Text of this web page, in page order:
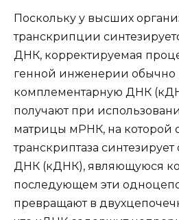
Поскольку у высших
транскрипции
ДНК, корректируемая
генной инженерии обычно
комплементарную ДНК
получают при
матрицы мРНК, на которой
транскриптаза
ДНК (кДНК), являющуюся
последующем эти
превращают в